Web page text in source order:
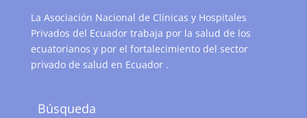
La Asociación Nacional de Clínicas y Hospitales
Privados del Ecuador trabaja por la salud de los
ecuatorianos y por el fortalecimiento del sector
privado de salud en Ecuador .
Búsqueda